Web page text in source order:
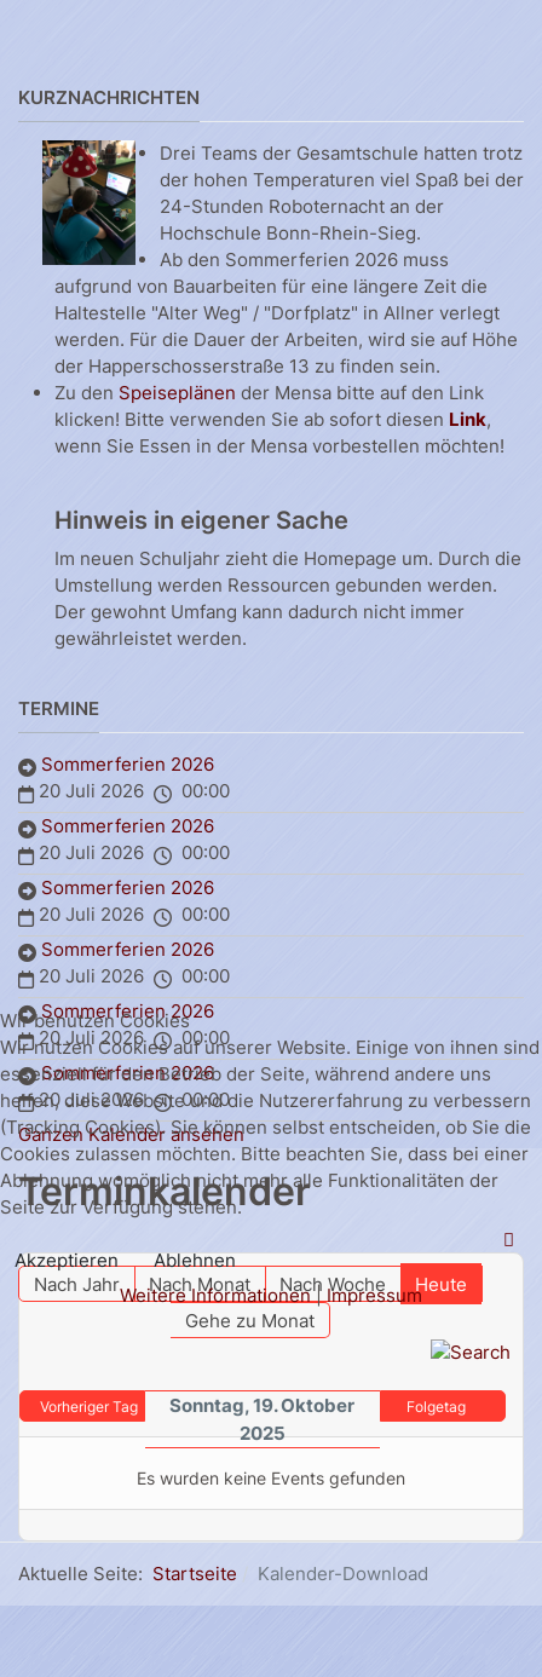
KURZNACHRICHTEN
Drei Teams der Gesamtschule hatten trotz
der hohen Temperaturen viel Spaß bei der
24-Stunden Roboternacht an der
Hochschule Bonn-Rhein-Sieg.
Ab den Sommerferien 2026 muss
aufgrund von Bauarbeiten für eine längere Zeit die
Haltestelle "Alter Weg" / "Dorfplatz" in Allner verlegt
werden. Für die Dauer der Arbeiten, wird sie auf Höhe
der Happerschosserstraße 13 zu finden sein.
Zu den Speiseplänen der Mensa bitte auf den Link
klicken! Bitte verwenden Sie ab sofort diesen Link,
wenn Sie Essen in der Mensa vorbestellen möchten!
Hinweis in eigener Sache
Im neuen Schuljahr zieht die Homepage um. Durch die
Umstellung werden Ressourcen gebunden werden.
Der gewohnt Umfang kann dadurch nicht immer
gewährleistet werden.
TERMINE
Sommerferien 2026
20 Juli 2026
00:00
Sommerferien 2026
20 Juli 2026
00:00
Sommerferien 2026
20 Juli 2026
00:00
Sommerferien 2026
20 Juli 2026
00:00
Sommerferien 2026
20 Juli 2026
00:00
Sommerferien 2026
20 Juli 2026
00:00
Ganzen Kalender ansehen
Terminkalender
Nach Jahr Nach Monat Nach Woche
Heute
Gehe zu Monat
Vorheriger Tag
Sonntag, 19. Oktober
2025
Folgetag
Es wurden keine Events gefunden
Aktuelle Seite: Startseite Kalender-Download
Wir benutzen Cookies
Wir nutzen Cookies auf unserer Website. Einige von ihnen sind
essenziell für den Betrieb der Seite, während andere uns
helfen, diese Website und die Nutzererfahrung zu verbessern
(Tracking Cookies). Sie können selbst entscheiden, ob Sie die
Cookies zulassen möchten. Bitte beachten Sie, dass bei einer
Ablehnung womöglich nicht mehr alle Funktionalitäten der
Seite zur Verfügung stehen.
Akzeptieren
Ablehnen
Weitere Informationen| Impressum